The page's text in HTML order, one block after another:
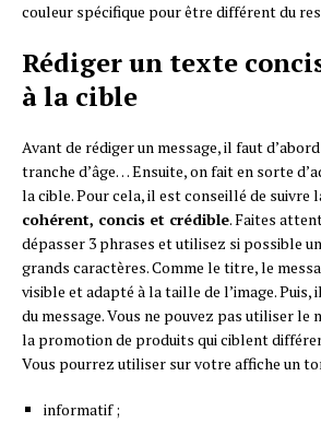
couleur spécifique pour être différent du
Rédiger un texte
à la cible
Avant de rédiger un message, il faut
tranche d’âge… Ensuite, on fait en sorte
la cible. Pour cela, il est conseillé de suivre
cohérent, concis et crédible. Faites
dépasser 3 phrases et utilisez si possible
grands caractères. Comme le titre, le
visible et adapté à la taille de l’image. Puis,
du message. Vous ne pouvez pas utiliser le
la promotion de produits qui ciblent
Vous pourrez utiliser sur votre affiche un
informatif ;